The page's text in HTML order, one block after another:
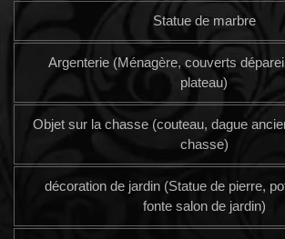
Statue de marbre
Argenterie (Ménagère, couverts
plateau)
Objet sur la chasse (couteau, dague
chasse)
décoration de jardin (Statue de pierre,
fonte salon de jardin)